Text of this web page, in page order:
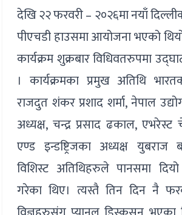
देखि २२ फरवरी – २०२६मा नयाँ
पीएचडी हाउसमा आयोजना भएको
कार्यक्रम शुक्रबार विधिवतरुपमा
। कार्यक्रमका प्रमुख अतिथि
राजदुत शंकर प्रशाद शर्मा, नेपाल
अध्यक्ष, चन्द्र प्रसाद ढकाल,
एण्ड इन्डष्ट्रिजका अध्यक्ष
विशिस्ट अतिथिहरुले पानसमा
गरेका थिए। त्यस्तै तिन दिन नै